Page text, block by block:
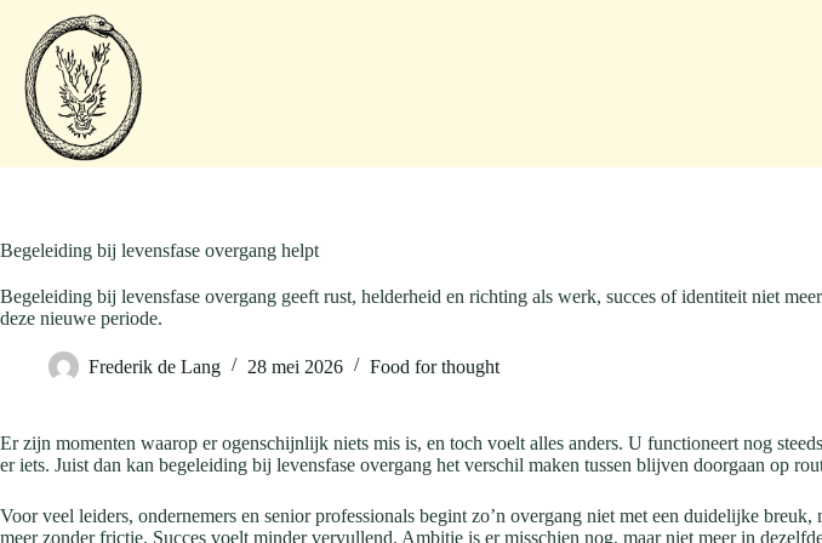
Begeleiding bij levensfase overgang helpt
Begeleiding bij levensfase overgang geeft rust, helderheid en richting als werk, succes of identiteit niet
deze nieuwe periode.
Frederik de Lang 28 mei 2026 Food for thought
Er zijn momenten waarop er ogenschijnlijk niets mis is, en toch voelt alles anders. U functioneert nog
er iets. Juist dan kan begeleiding bij levensfase overgang het verschil maken tussen blijven doorgaan op
Voor veel leiders, ondernemers en senior professionals begint zo’n overgang niet met een duidelijke
meer zonder frictie. Succes voelt minder vervullend. Ambitie is er misschien nog, maar niet meer in